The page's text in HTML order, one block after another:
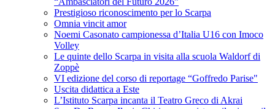
Prestigioso riconoscimento per lo Scarpa
Omnia vincit amor
Noemi Casonato campionessa d’Italia U16 con Imoco
Volley
Le quinte dello Scarpa in visita alla scuola Waldorf di
Zoppè
VI edizione del corso di reportage “Goffredo Parise"
Uscita didattica a Este
L’Istituto Scarpa incanta il Teatro Greco di Akrai